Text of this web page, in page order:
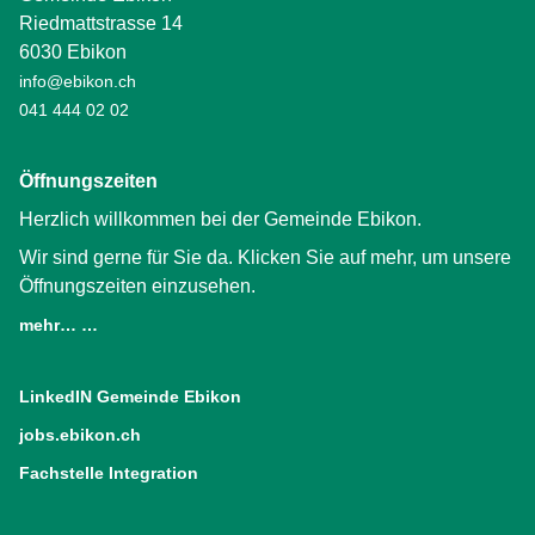
Riedmattstrasse 14
6030 Ebikon
info@ebikon.ch
041 444 02 02
Öffnungszeiten
Herzlich willkommen bei der Gemeinde Ebikon.
Wir sind gerne für Sie da. Klicken Sie auf mehr, um unsere
Öffnungszeiten einzusehen.
mehr… …
LinkedIN Gemeinde Ebikon
jobs.ebikon.ch
Fachstelle Integration